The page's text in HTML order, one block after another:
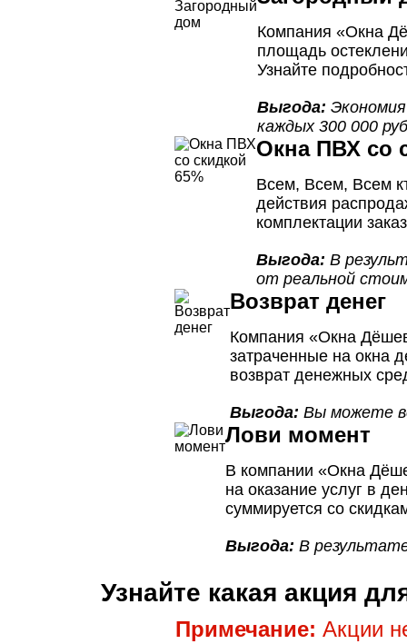
Компания «Окна
площадь
Узнайте
Выгода:
каждых 300 000
Окна ПВХ со
Всем, Всем, Всем
действия
комплектации
Выгода: В
от реальной
Возврат денег
Компания «Окна
затраченные на окна
возврат денежных
Выгода: Вы можете
Лови момент
В компании «Окна
на оказание услуг в
суммируется со
Выгода: В
Узнайте какая акция
Примечание: Акции